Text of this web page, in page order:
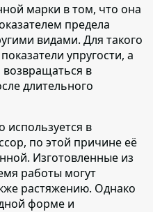
марки в том, что она
предела
видами. Для такого
упругости, а
в
длительного
используется в
по этой причине её
Изготовленные из
работы могут
растяжению. Однако
форме и